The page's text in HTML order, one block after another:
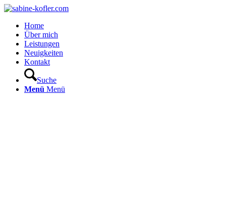
Home
Über mich
Leistungen
Neuigkeiten
Kontakt
Suche
Menü Menü